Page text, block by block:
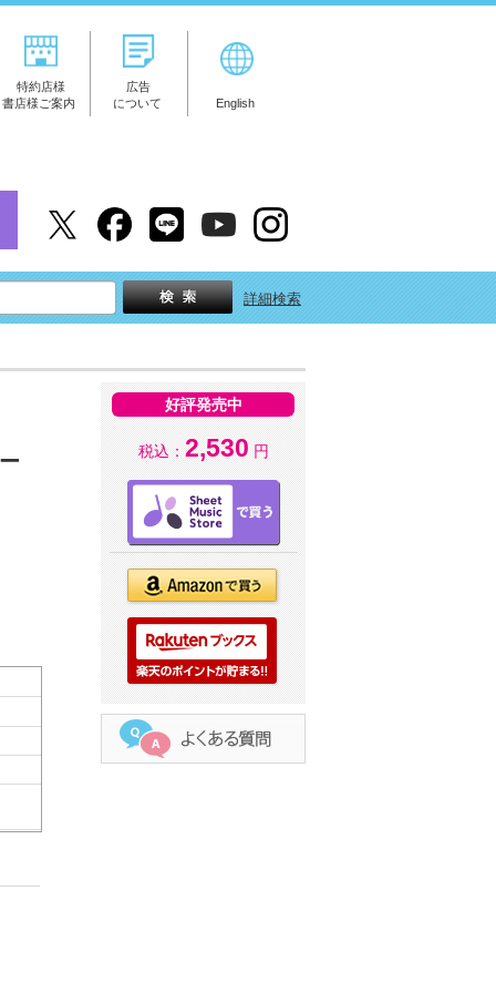
特約店様
書店様ご案内
広告
について
English
詳細検索
好評発売中
税込： 2,530 円